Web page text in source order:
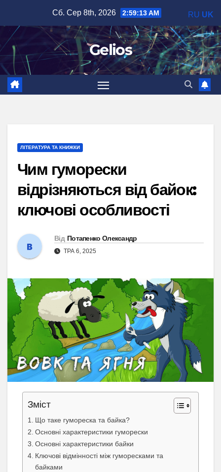
вмісту
Сб. Сер 8th, 2026 2:59:14 AM
Gelios
ЛІТЕРАТУРА ТА КНИЖКИ
Чим гуморески
відрізняються від байок:
ключові особливості
Від Потапенко Олександр
ТРА 6, 2025
Зміст
Що таке гумореска та байка?
Основні характеристики гуморески
Основні характеристики байки
Ключові відмінності між гуморесками та
байками
RU UK